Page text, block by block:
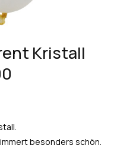
Kristall
besonders schön.